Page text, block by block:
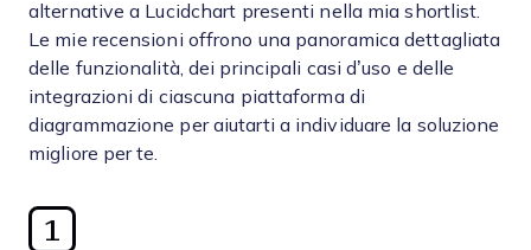
alternative a Lucidchart presenti nella mia shortlist.
Le mie recensioni offrono una panoramica dettagliata
delle funzionalità, dei principali casi d’uso e delle
integrazioni di ciascuna piattaforma di
diagrammazione per aiutarti a individuare la soluzione
migliore per te.
1